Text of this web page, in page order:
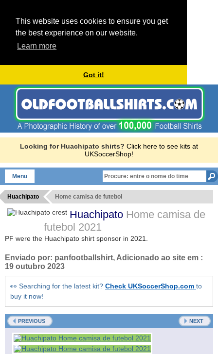
This website uses cookies to ensure you get
the best experience on our website.
Learn more
Got it!
Looking for Huachipato shirts? Click here to see kits at
UKSoccerShop!
Menu
Huachipato Home camisa de futebol
Huachipato Home camisa de
futebol 2021
PF were the Huachipato shirt sponsor in 2021.
Enviado por: panfootballshirt, Adicionado ao site em :
19 outubro 2023
👀 Searching for the latest kit? Check UKSoccerShop.com to
buy it now!
PREVIOUS NEXT